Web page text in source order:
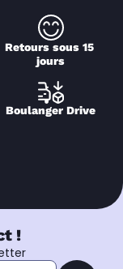
Retours sous 15
jours
Boulanger Drive
!